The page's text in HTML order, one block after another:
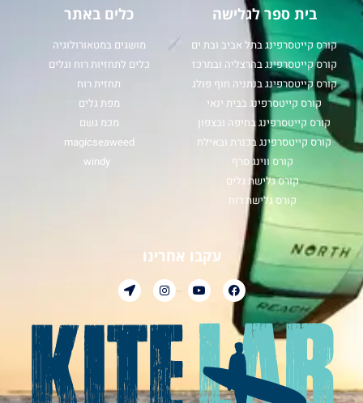
בית ספר לגלישה
קורס קייטסרפינג בתל אביב ובת ים
קורס קייטסרפינג בהרצליה ובמרכז
קורס קייטסרפינג בנתניה חוף פולג
קורס קייטסרפינג בבית ינאי
קורס קייטסרפינג בחיפה ובצפון
קורס קייטסרפינג בכנרת ובאילת
קורס ווינג סרף
קורס גלישת גלים
קורס גלישת רוח
כלים באתר
מושגים במטאורולוגיה
כלים לתחזיות רוח וגלים
תחזית רוח
מפת גלים
מכמ גשם
magicseaweed
windy
עקבו אחרינו